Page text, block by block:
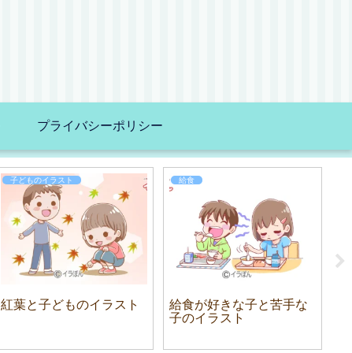
プライバシーポリシー
子どものイラスト
紅葉と子どものイラスト
給食
給食が好きな子と苦手な
子のイラスト